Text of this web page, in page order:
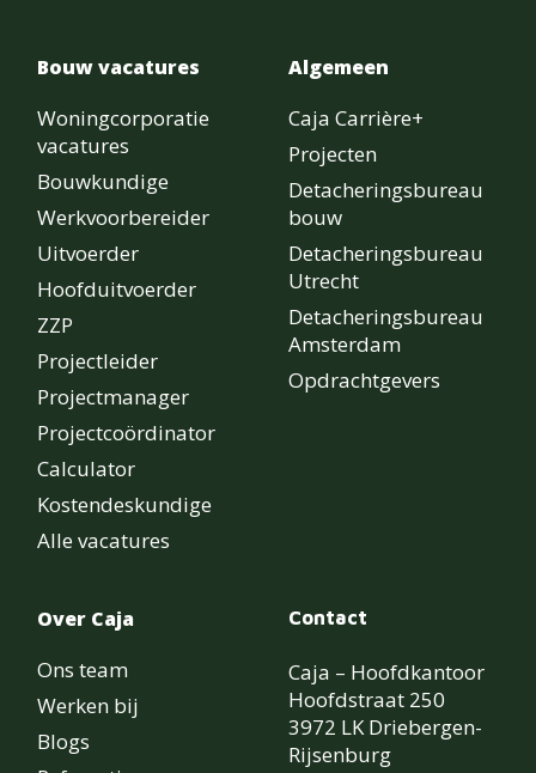
Bouw vacatures
Woningcorporatie
vacatures
Bouwkundige
Werkvoorbereider
Uitvoerder
Hoofduitvoerder
ZZP
Projectleider
Projectmanager
Projectcoördinator
Calculator
Kostendeskundige
Alle vacatures
Algemeen
Caja Carrière+
Projecten
Detacheringsbureau
bouw
Detacheringsbureau
Utrecht
Detacheringsbureau
Amsterdam
Opdrachtgevers
Over Caja
Ons team
Werken bij
Blogs
Contact
Caja – Hoofdkantoor
Hoofdstraat 250
3972 LK Driebergen-
Rijsenburg